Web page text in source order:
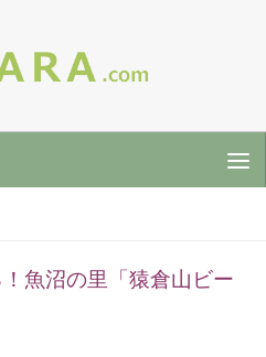
魚沼の里「猿倉山ビー